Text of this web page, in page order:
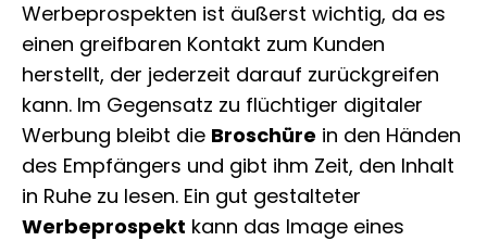
Werbeprospekten ist äußerst wichtig, da es
einen greifbaren Kontakt zum Kunden
herstellt, der jederzeit darauf zurückgreifen
kann. Im Gegensatz zu flüchtiger digitaler
Werbung bleibt die Broschüre in den Händen
des Empfängers und gibt ihm Zeit, den Inhalt
in Ruhe zu lesen. Ein gut gestalteter
Werbeprospekt kann das Image eines